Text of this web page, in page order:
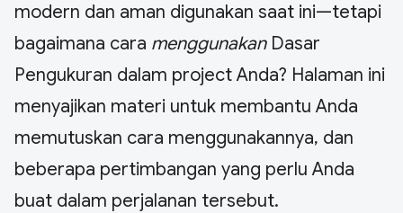
modern dan aman digunakan saat ini—tetapi
bagaimana cara menggunakanDasar
Pengukuran dalam project Anda? Halaman ini
menyajikan materi untuk membantu Anda
memutuskan cara menggunakannya, dan
beberapa pertimbangan yang perlu Anda
buat dalam perjalanan tersebut.